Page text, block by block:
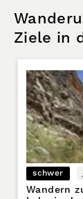
Ziele in
schwer
Wandern